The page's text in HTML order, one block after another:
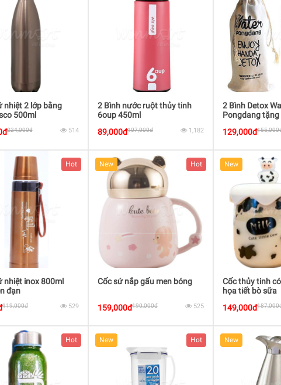
nhiệt 2 lớp bằng
500ml
224,000đ 514
2 Bình nước ruột thủy tinh
6oup 450ml
89,000đ107,000đ 1,182
2 Bình Detox
Pongdang tặng
129,000đ
Hot
nhiệt inox 800ml
đạn
119,000đ 529
New Hot
Cốc sứ nắp gấu men bóng
159,000đ190,000đ 525
New
Cốc thủy tinh
họa tiết bò sữa
149,000đ
Hot New Hot New